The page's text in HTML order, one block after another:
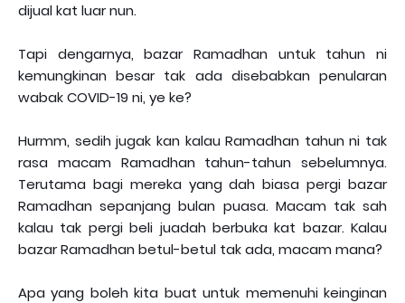
dijual kat luar nun.
Tapi dengarnya, bazar Ramadhan untuk tahun ni
kemungkinan besar tak ada disebabkan penularan
wabak COVID-19 ni, ye ke?
Hurmm, sedih jugak kan kalau Ramadhan tahun ni tak
rasa macam Ramadhan tahun-tahun sebelumnya.
Terutama bagi mereka yang dah biasa pergi bazar
Ramadhan sepanjang bulan puasa. Macam tak sah
kalau tak pergi beli juadah berbuka kat bazar. Kalau
bazar Ramadhan betul-betul tak ada, macam mana?
Apa yang boleh kita buat untuk memenuhi keinginan